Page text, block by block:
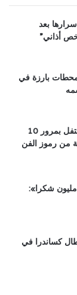
بعد
أذاني”
بارزة في
صالون الرياض الفني الثقافي يحتفل بمرور 10
من رموز الفن
تامر حسني في احتفالية «100 مليون شكرا»:
كساندرا في